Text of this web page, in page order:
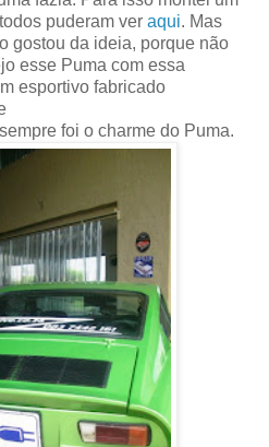
puderam ver aqui. Mas
gostou da ideia, porque não
esse Puma com essa
esportivo fabricado
foi o charme do Puma.